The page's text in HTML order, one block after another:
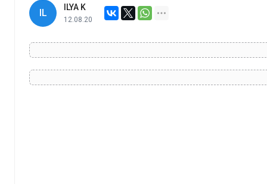
IL
ILYA K
12.08.20